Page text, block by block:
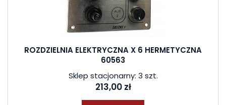
ROZDZIELNIA ELEKTRYCZNA X 6 HERMETYCZNA
60563
Sklep stacjonarny: 3 szt.
213,00 zł